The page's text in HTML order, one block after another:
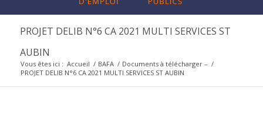
PROJET DELIB N°6 CA 2021 MULTI SERVICES ST
AUBIN
Vous êtes ici : Accueil / BAFA / Documents à télécharger – /
PROJET DELIB N°6 CA 2021 MULTI SERVICES ST AUBIN